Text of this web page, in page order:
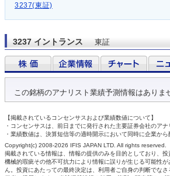
3237(東証)
3237 イントランス 東証